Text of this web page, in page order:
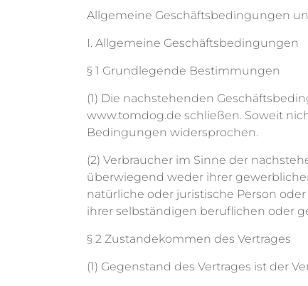
Allgemeine Geschäftsbedingungen
I. Allgemeine Geschäftsbedingungen
§ 1 Grundlegende Bestimmungen
(1) Die nachstehenden
www.tomdog.de schließen. Soweit
Bedingungen widersprochen.
(2) Verbraucher im Sinne der
überwiegend weder ihrer
natürliche oder juristische Person
ihrer selbständigen beruflichen oder
§ 2 Zustandekommen des Vertrages
(1) Gegenstand des Vertrages ist der